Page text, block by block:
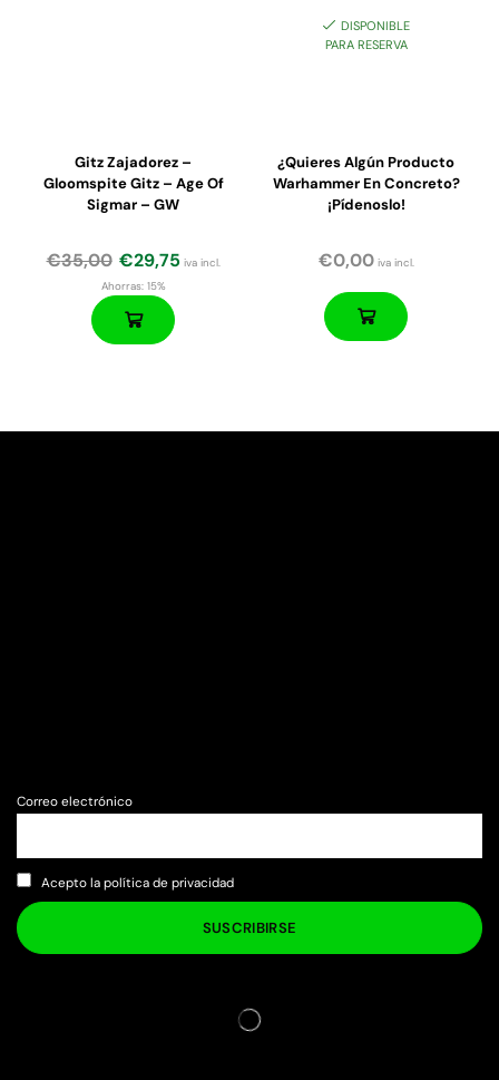
Gitz Zajadorez –
Gloomspite Gitz – Age Of
Sigmar – GW
€35,00 €29,75 iva incl.
Ahorras:15%
DISPONIBLE
PARA RESERVA
¿Quieres Algún Producto
Warhammer En Concreto?
¡Pídenoslo!
€0,00 iva incl.
Correo electrónico
Acepto la política de privacidad